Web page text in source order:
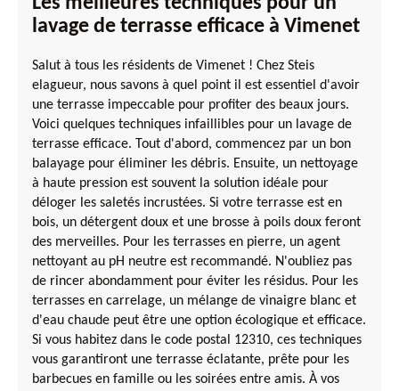
lavage de terrasse efficace à Vimenet
Salut à tous les résidents de Vimenet ! Chez Steis
elagueur, nous savons à quel point il est essentiel d'avoir
une terrasse impeccable pour profiter des beaux jours.
Voici quelques techniques infaillibles pour un lavage de
terrasse efficace. Tout d'abord, commencez par un bon
balayage pour éliminer les débris. Ensuite, un nettoyage
à haute pression est souvent la solution idéale pour
déloger les saletés incrustées. Si votre terrasse est en
bois, un détergent doux et une brosse à poils doux feront
des merveilles. Pour les terrasses en pierre, un agent
nettoyant au pH neutre est recommandé. N'oubliez pas
de rincer abondamment pour éviter les résidus. Pour les
terrasses en carrelage, un mélange de vinaigre blanc et
d'eau chaude peut être une option écologique et efficace.
Si vous habitez dans le code postal 12310, ces techniques
vous garantiront une terrasse éclatante, prête pour les
barbecues en famille ou les soirées entre amis. À vos